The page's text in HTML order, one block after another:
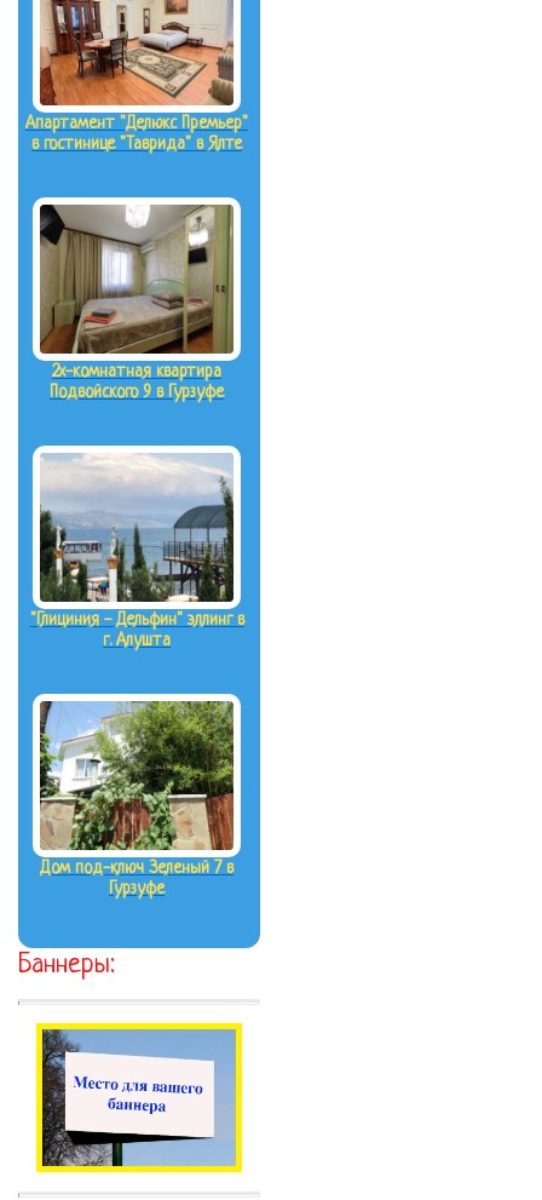
Апартамент "Делюкс Премьер"
в гостинице "Таврида" в Ялте
2х-комнатная квартира
Подвойского 9 в Гурзуфе
"Глициния - Дельфин" эллинг в
г. Алушта
Дом под-ключ Зеленый 7 в
Гурзуфе
Баннеры: